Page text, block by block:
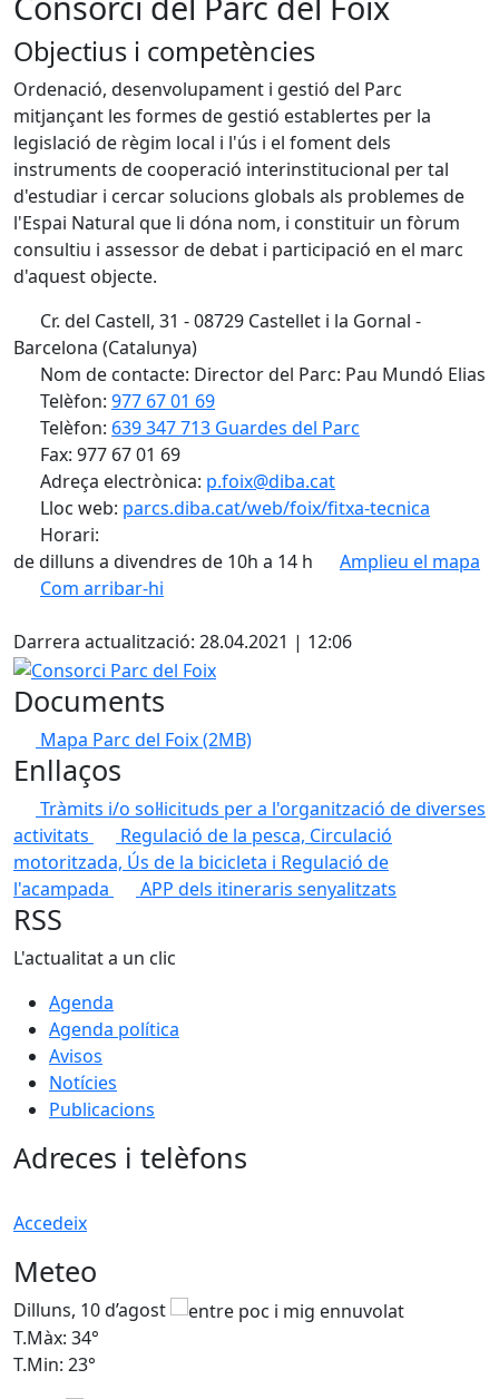
Objectius i competències
Ordenació, desenvolupament i gestió del Parc
mitjançant les formes de gestió establertes per la
legislació de règim local i l'ús i el foment dels
instruments de cooperació interinstitucional per tal
d'estudiar i cercar solucions globals als problemes de
l'Espai Natural que li dóna nom, i constituir un fòrum
consultiu i assessor de debat i participació en el marc
d'aquest objecte.
Cr. del Castell, 31 - 08729 Castellet i la Gornal -
Barcelona (Catalunya)
Nom de contacte: Director del Parc: Pau Mundó Elias
Telèfon: 977 67 01 69
Telèfon: 639 347 713 Guardes del Parc
Fax: 977 67 01 69
Adreça electrònica: p.foix@diba.cat
Lloc web: parcs.diba.cat/web/foix/fitxa-tecnica
Horari:
de dilluns a divendres de 10h a 14 h
Amplieu el mapa
Com arribar-hi
+
−
Darrera actualització: 28.04.2021 | 12:06
Consorci Parc del Foix
Documents
Mapa Parc del Foix(2MB)
Enllaços
Tràmits i/o sol·licituds per a l'organització de diverses
activitats
Regulació de la pesca, Circulació
motoritzada, Ús de la bicicleta i Regulació de
l'acampada
APP dels itineraris senyalitzats
RSS
L'actualitat a un clic
Agenda
Agenda política
Avisos
Notícies
Publicacions
Adreces i telèfons
Accedeix
Meteo
Dilluns, 10 d’agost
T.Màx: 34°
T.Min: 23°